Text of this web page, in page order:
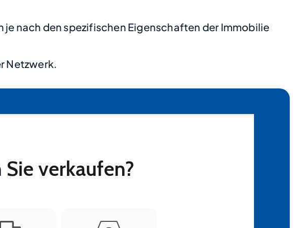
nach den spezifischen Eigenschaften der Immobilie
Netzwerk.